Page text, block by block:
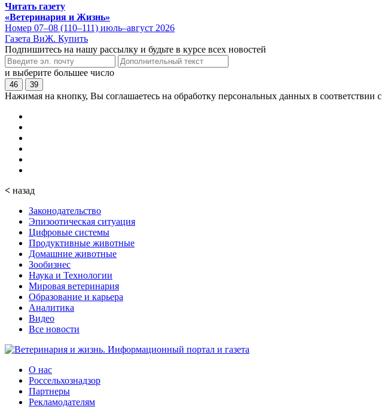
Читать газету
«Ветеринария и Жизнь»
Номер 07–08 (110–111) июль–август 2026
Газета ВиЖ. Купить
Подпишитесь на нашу рассылку и будьте в курсе всех новостей
и выберите большее число
46 39
Нажимая на кнопку, Вы соглашаетесь на обработку персональных данных в соответствии с
< назад
Законодательство
Эпизоотическая ситуация
Цифровые системы
Продуктивные животные
Домашние животные
Зообизнес
Наука и Технологии
Мировая ветеринария
Образование и карьера
Аналитика
Видео
Все новости
О нас
Россельхознадзор
Партнеры
Рекламодателям